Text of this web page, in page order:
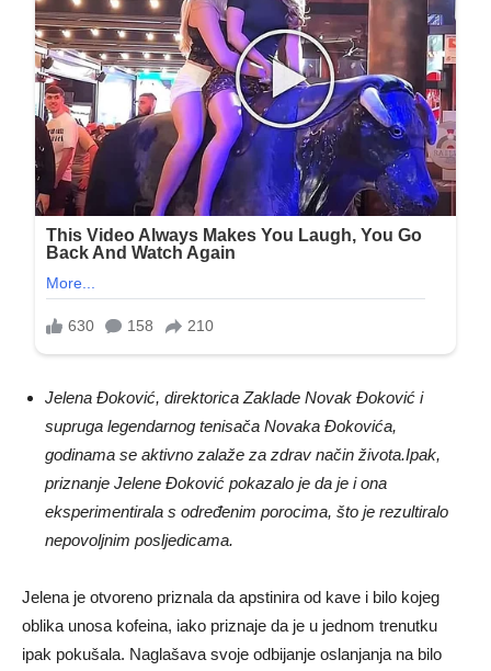
Jelena Đoković, direktorica Zaklade Novak Đoković i
supruga legendarnog tenisača Novaka Đokovića,
godinama se aktivno zalaže za zdrav način života.Ipak,
priznanje Jelene Đoković pokazalo je da je i ona
eksperimentirala s određenim porocima, što je rezultiralo
nepovoljnim posljedicama.
Jelena je otvoreno priznala da apstinira od kave i bilo kojeg
oblika unosa kofeina, iako priznaje da je u jednom trenutku
ipak pokušala. Naglašava svoje odbijanje oslanjanja na bilo